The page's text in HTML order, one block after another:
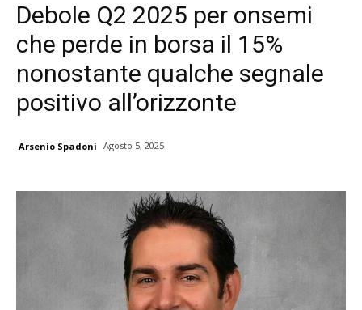
Debole Q2 2025 per onsemi
che perde in borsa il 15%
nonostante qualche segnale
positivo all’orizzonte
Arsenio Spadoni Agosto 5, 2025